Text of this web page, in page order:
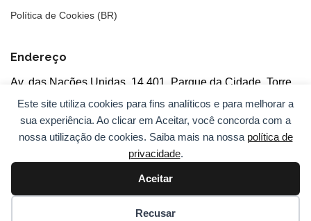
Este site utiliza cookies para fins analíticos e para melhorar a
sua experiência. Ao clicar em Aceitar, você concorda com a
nossa utilização de cookies. Saiba mais na nossa política de
privacidade.
Aceitar
Recusar
Política de Cookies (BR)
Endereço
Av. das Nações Unidas, 14.401, Parque da Cidade, Torre
Tarumã
5°andar, salas 502/503, CEP: 04730-090, São Paulo, SP
Todos os direitos reservados.